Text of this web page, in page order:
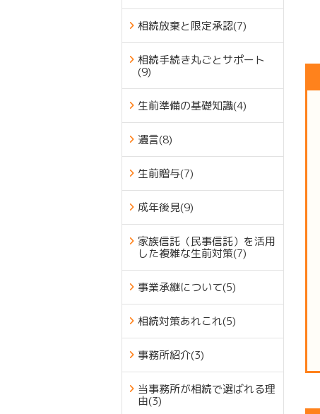
相続放棄と限定承認(7)
相続手続き丸ごとサポート
(9)
生前準備の基礎知識(4)
遺言(8)
生前贈与(7)
成年後見(9)
家族信託（民事信託）を活用
した複雑な生前対策(7)
事業承継について(5)
相続対策あれこれ(5)
事務所紹介(3)
当事務所が相続で選ばれる理
由(3)